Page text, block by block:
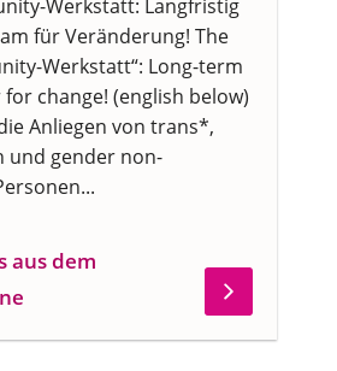
Werkstatt: Langfristig
für Veränderung! The
Werkstatt“: Long-term
change! (english below)
Anliegen von trans*,
und gender non-
aus dem